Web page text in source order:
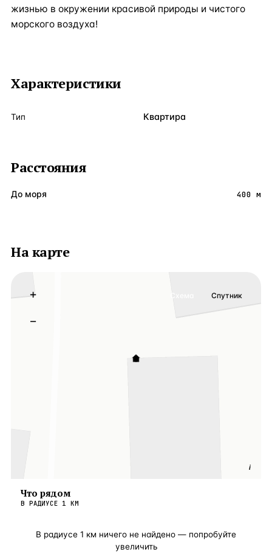
жизнью в окружении красивой природы и чистого
морского воздуха!
Характеристики
Тип Квартира
Расстояния
До моря 400 м
На карте
i
+
−
Схема Спутник
Что рядом
В РАДИУСЕ 1 КМ
В радиусе 1 км ничего не найдено — попробуйте
увеличить